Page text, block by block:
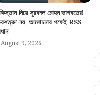
নিয়ে সুরবদল মোহন ভাগবতের!
নয়, আলোচনার পক্ষেই RSS
August 9, 2026